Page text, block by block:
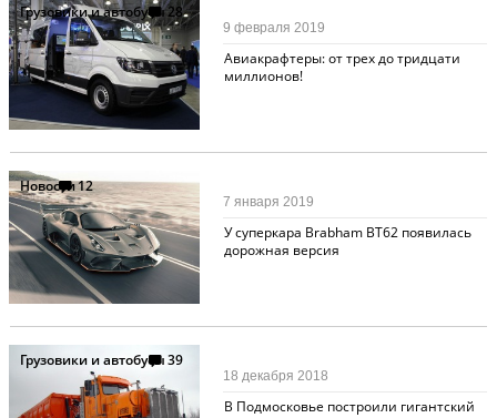
Грузовики и автобусы28
Авиакрафтеры: от трех до тридцати
миллионов!
9 февраля 2019
Новости12
У суперкара Brabham BT62 появилась
дорожная версия
7 января 2019
Грузовики и автобусы39
В Подмосковье построили гигантский
18 декабря 2018